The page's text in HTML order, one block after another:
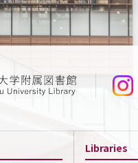
Libraries